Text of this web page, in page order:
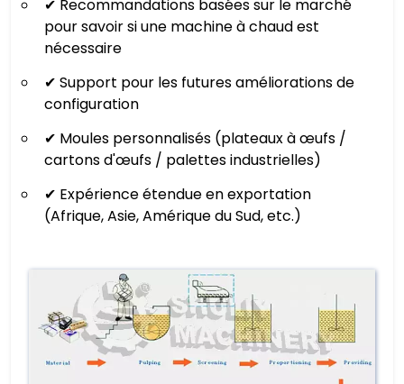
✔ Recommandations basées sur le marché
pour savoir si une machine à chaud est
nécessaire
✔ Support pour les futures améliorations de
configuration
✔ Moules personnalisés (plateaux à œufs /
cartons d'œufs / palettes industrielles)
✔ Expérience étendue en exportation
(Afrique, Asie, Amérique du Sud, etc.)